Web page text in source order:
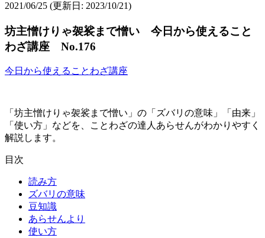
2021/06/25 (更新日: 2023/10/21)
坊主憎けりゃ袈裟まで憎い 今日から使えること
わざ講座 No.176
今日から使えることわざ講座
「坊主憎けりゃ袈裟まで憎い」の「ズバリの意味」「由来」
「使い方」などを、ことわざの達人あらせんがわかりやすく
解説します。
目次
読み方
ズバリの意味
豆知識
あらせんより
使い方